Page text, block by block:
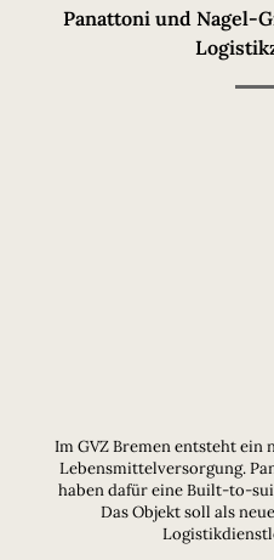
Panattoni und Nagel-
Im GVZ Bremen entsteht
Lebensmittelversorgung.
haben dafür eine Built-to-
Das Objekt soll als